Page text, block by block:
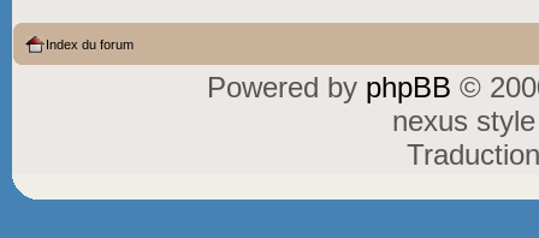
Index du forum
Powered by phpBB ©
nexus